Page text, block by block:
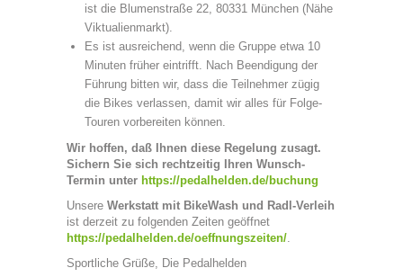
ist die Blumenstraße 22, 80331 München (Nähe
Viktualienmarkt).
Es ist ausreichend, wenn die Gruppe etwa 10
Minuten früher eintrifft. Nach Beendigung der
Führung bitten wir, dass die Teilnehmer zügig
die Bikes verlassen, damit wir alles für Folge-
Touren vorbereiten können.
Wir hoffen, daß Ihnen diese Regelung zusagt.
Sichern Sie sich rechtzeitig Ihren Wunsch-
Termin unter https://pedalhelden.de/buchung
Unsere Werkstatt mit BikeWash und Radl-Verleih
ist derzeit zu folgenden Zeiten geöffnet
https://pedalhelden.de/oeffnungszeiten/.
Sportliche Grüße, Die Pedalhelden